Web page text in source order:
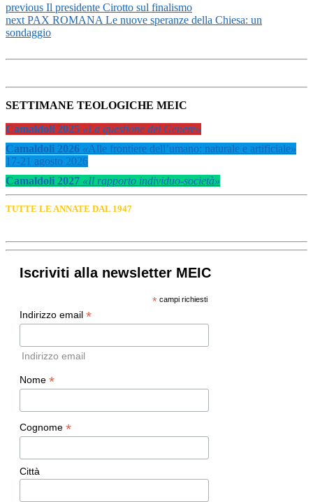
previous Il presidente Cirotto sul finalismo
next PAX ROMANA Le nuove speranze della Chiesa: un
sondaggio
SETTIMANE TEOLOGICHE MEIC
Camaldoli 2025 «La questione del Genere»
Camaldoli 2026 «Alle frontiere dell’umano: naturale e artificiale»
17-21 agosto 2026
Camaldoli 2027 «Il rapporto individuo-società»
TUTTE LE ANNATE DAL 1947
Iscriviti alla newsletter MEIC
*campi richiesti
Indirizzo email *
Indirizzo email
Nome *
Cognome *
Città